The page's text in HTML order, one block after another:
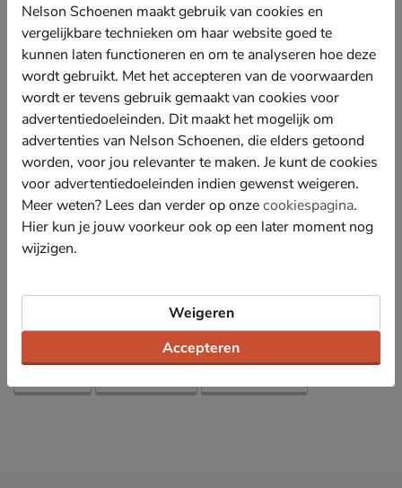
comfort met deze zachte en heerlijk gevoerde
pantoffels van Shepherd.
Uitgevoerd in leer.
Gevoerd met heerlijk zacht schapenvacht wat het
gevoel geeft alsof je op wolkjes loopt.
Voorzien van een stevige zool met profiel voor goede
grip.
Wij adviseren voor dit model een maat groter te
nemen.
Specificaties
Over Shepherd
Bekijk meer
Nelson Schoenen maakt gebruik van cookies en
vergelijkbare technieken om haar website goed te
kunnen laten functioneren en om te analyseren hoe deze
wordt gebruikt. Met het accepteren van de voorwaarden
wordt er tevens gebruik gemaakt van cookies voor
advertentiedoeleinden. Dit maakt het mogelijk om
advertenties van Nelson Schoenen, die elders getoond
worden, voor jou relevanter te maken. Je kunt de cookies
voor advertentiedoeleinden indien gewenst weigeren.
Meer weten? Lees dan verder op onzecookiespagina.
Hier kun je jouw voorkeur ook op een later moment nog
wijzigen.
Accepteren
Weigeren